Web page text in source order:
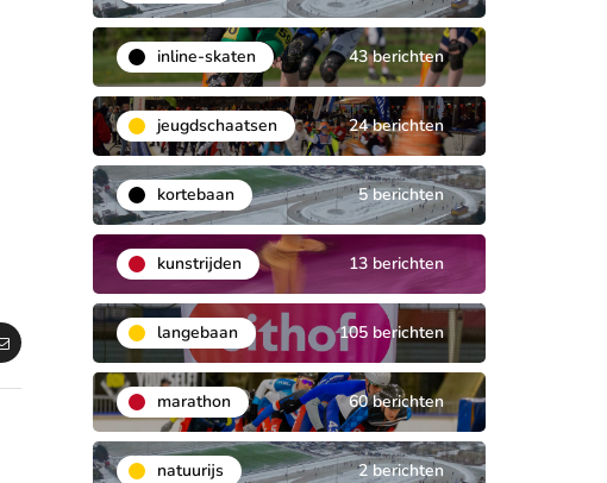
inline-skaten 43 berichten
jeugdschaatsen 24 berichten
kortebaan 5 berichten
kunstrijden 13 berichten
langebaan 105 berichten
marathon 60 berichten
natuurijs 2 berichten